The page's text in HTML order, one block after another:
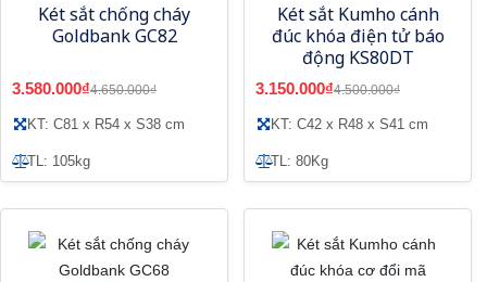
Két sắt chống cháy
Goldbank GC82
3.580.000₫4.650.000₫
KT: C81 x R54 x S38 cm
TL: 105kg
Két sắt Kumho cánh
đúc khóa điện tử báo
động KS80DT
3.150.000₫4.500.000₫
KT: C42 x R48 x S41 cm
TL: 80Kg